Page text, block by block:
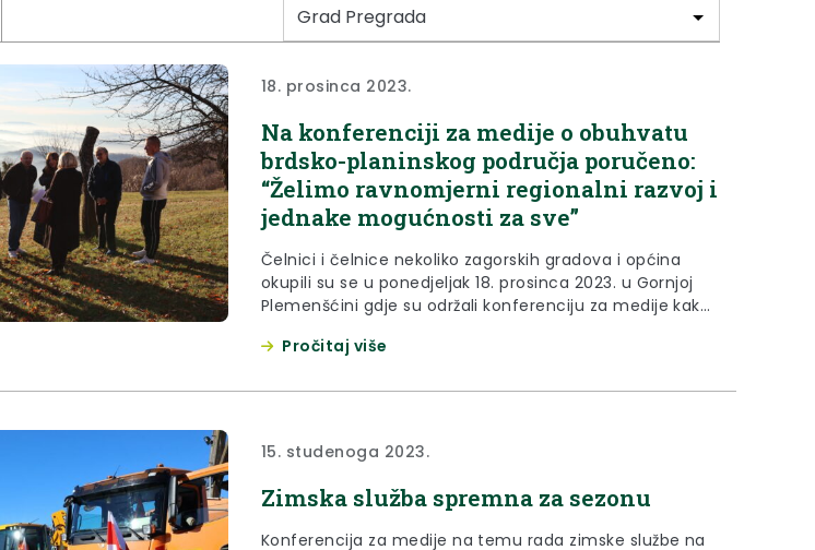
18. prosinca 2023.
Na konferenciji za medije o obuhvatu
brdsko-planinskog područja poručeno:
“Želimo ravnomjerni regionalni razvoj i
jednake mogućnosti za sve”
Čelnici i čelnice nekoliko zagorskih gradova i općina
okupili su se u ponedjeljak 18. prosinca 2023. u Gornjoj
Plemenšćini gdje su održali konferenciju za medije kako
područja. Na konferenciji za medije govorili su
Klanjca Zlatko Brlek, gradonačelnica Zlatara Jasenka
Pročitaj više
15. studenoga 2023.
Zimska služba spremna za sezonu
Konferencija za medije na temu rada zimske službe na